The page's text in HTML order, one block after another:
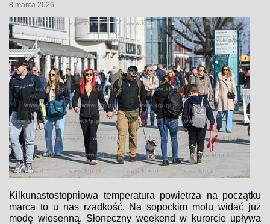
8 marca 2026
Kilkunastostopniowa temperatura powietrza na początku
marca to u nas rzadkość. Na sopockim molu widać już
modę wiosenną. Słoneczny weekend w kurorcie upływa